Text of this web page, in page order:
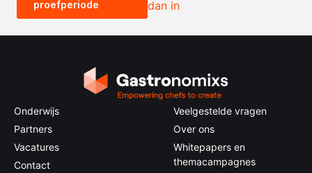
0.5x 1x 2x
proefperiode
dan in
Onderwijs
Partners
Vacatures
Contact
Veelgestelde vragen
Over ons
Whitepapers en
themacampagnes